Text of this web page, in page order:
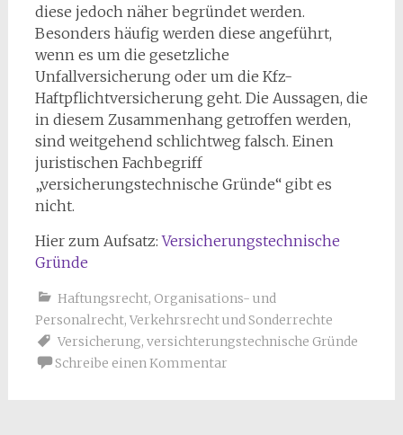
diese jedoch näher begründet werden.
Besonders häufig werden diese angeführt,
wenn es um die gesetzliche
Unfallversicherung oder um die Kfz-
Haftpflichtversicherung geht. Die Aussagen, die
in diesem Zusammenhang getroffen werden,
sind weitgehend schlichtweg falsch. Einen
juristischen Fachbegriff
„versicherungstechnische Gründe“ gibt es
nicht.
Hier zum Aufsatz:Versicherungstechnische
Gründe
Haftungsrecht, Organisations- und
Personalrecht, Verkehrsrecht und Sonderrechte
Versicherung, versichterungstechnische Gründe
Schreibe einen Kommentar